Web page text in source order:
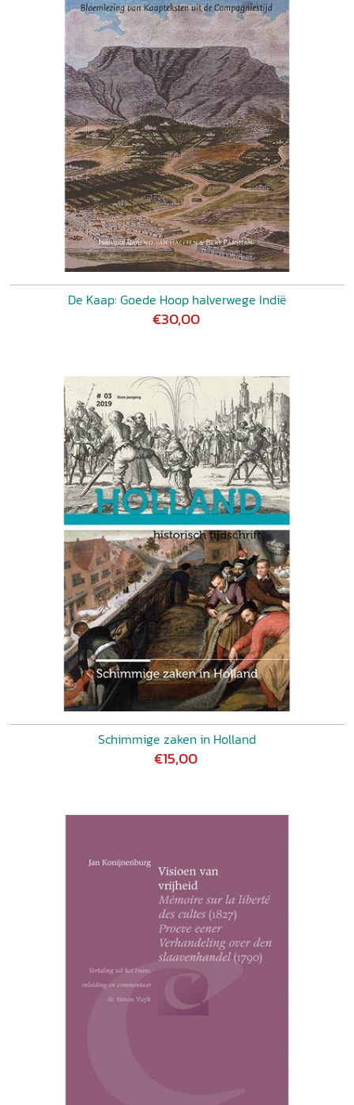
De Kaap: Goede Hoop halverwege Indië
€30,00
Schimmige zaken in Holland
€15,00